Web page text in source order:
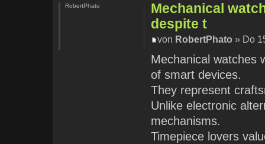
Mechanical
despite t
von RobertPhato » Do
Mechanical watches
of smart devices.
They represent
Unlike electronic
mechanisms.
Timepiece lovers
RobertPhato